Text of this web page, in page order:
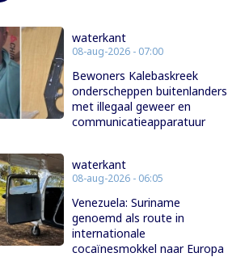
waterkant
08-aug-2026 - 07:00
Bewoners Kalebaskreek
onderscheppen buitenlanders
met illegaal geweer en
communicatieapparatuur
waterkant
08-aug-2026 - 06:05
Venezuela: Suriname
genoemd als route in
internationale
cocaïnesmokkel naar Europa